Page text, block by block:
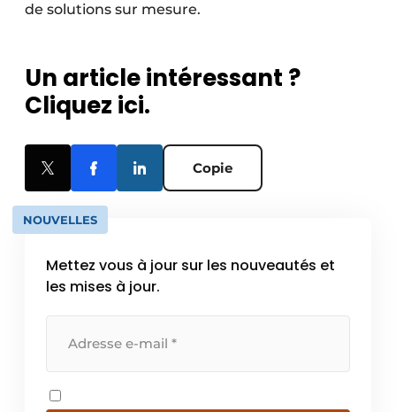
de solutions sur mesure.
Un article intéressant ?
Cliquez ici.
Copie
NOUVELLES
Mettez vous à jour sur les nouveautés et
les mises à jour.